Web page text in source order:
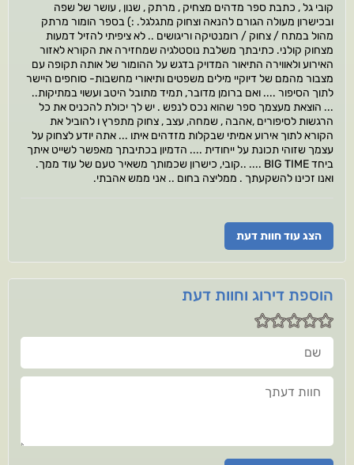
קובי גל , כתבת ספר מדהים מצחיק , מרתק , שנון , עושר של שפה
ובכישרון מעולה הגורם להנאה וצחוק מתגלגל. :) בספר הומור מרתק
מהול במתח / צחוק / רומנטיקה וריגושים .. לא ציפיתי להזיל דמעות
מצחוק קולני. כתיבתך משלבת נוסטלגיה שמחזירה את הקורא לאזור
האירוע ולאווירה התיאור המדויק בדגש על ההומור של אותה תקופה עם
מצבור מהמם של דיוקיי מילים משפטים ותיאורי מחשבות- סוחפים היישר
לתוך הסיפור .... ואם ברומן מדובר, תמיד מתובל היטב ועשוי במתיקות..
... הוצאת מעצמך ספר שהוא נכס לנפש . יש לך יכולת להכניס את כל
הרגשות לסיפורים ,אהבה , שמחה, עצב , צחוק מתפרץ ו להוביל את
הקורא לתוך אירוע אמיתי שבקלות מזדהים איתו ... אתה יודע לצחוק על
עצמך שזוהי תכונת על ייחודית .... הדמיון בכתיבתך מאפשר לשייט איתך
ביחד BIG TIME .... ..קובי, כישרון שכמותך משאיר טעם של עוד ממך.
ואנו זכינו להשקעתך . ממליצה בחום .. אני ממש אהבתי.
הצג עוד חוות דעת
הוספת דירוג וחוות דעת
שם
חוות דעתך